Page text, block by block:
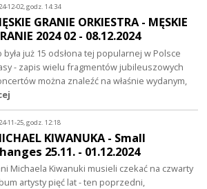
12-02, godz. 14:34
GRANIE ORKIESTRA - MĘSKIE
2024 02 - 08.12.2024
była już 15 odsłona tej popularnej w Polsce
- zapis wielu fragmentów jubileuszowych
można znaleźć na właśnie wydanym,
11-25, godz. 12:18
KIWANUKA - Small
25.11. - 01.12.2024
Michaela Kiwanuki musieli czekać na czwarty
artysty pięć lat - ten poprzedni,